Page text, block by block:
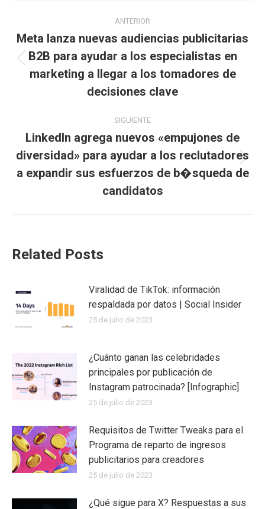
Navegación
entre
publicaciones
ANTERIOR
Publicación
anterior:
Meta lanza nuevas audiencias publicitarias
B2B para ayudar a los especialistas en
marketing a llegar a los tomadores de
decisiones clave
SIGUIENTE
siguiente:
LinkedIn agrega nuevos «empujones de
diversidad» para ayudar a los reclutadores
a expandir sus esfuerzos de b�squeda de
candidatos
Related Posts
Viralidad de TikTok: información
respaldada por datos | Social Insider
25 de julio de 2023
¿Cuánto ganan las celebridades
principales por publicación de
Instagram patrocinada? [Infographic]
25 de julio de 2023
Requisitos de Twitter Tweaks para el
Programa de reparto de ingresos
publicitarios para creadores
25 de julio de 2023
¿Qué sigue para X? Respuestas a sus